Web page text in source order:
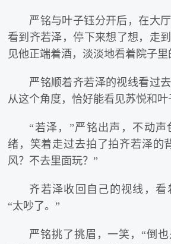
严铭与叶子钰分开后，在大
看到齐若泽，停下来想了想，走
见他正端着酒，淡淡地看着院子里
严铭顺着齐若泽的视线看过
从这个角度，恰好能看见苏悦和叶
“若泽，”严铭出声，不动
绪，笑着走过去拍了拍齐若泽的
风？不去里面玩？”
齐若泽收回自己的视线，看
“太吵了。”
严铭挑了挑眉，一笑，“倒